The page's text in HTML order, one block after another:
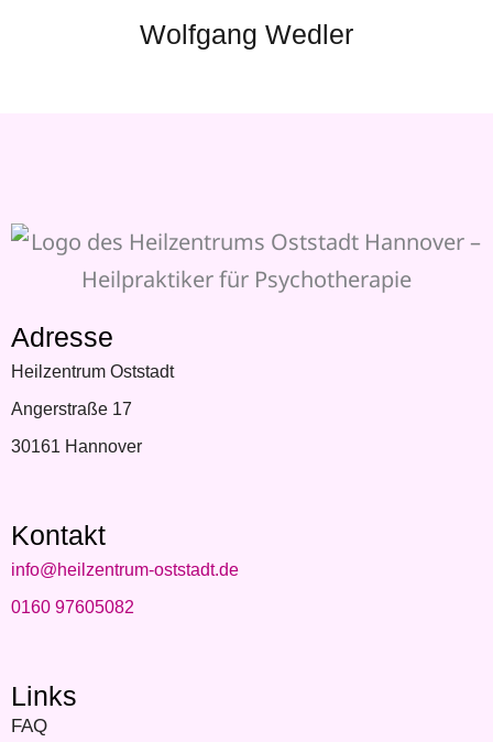
Wolfgang Wedler
Adresse
Heilzentrum Oststadt
Angerstraße 17
30161 Hannover
Kontakt
info@heilzentrum-oststadt.de
0160 97605082
Links
FAQ